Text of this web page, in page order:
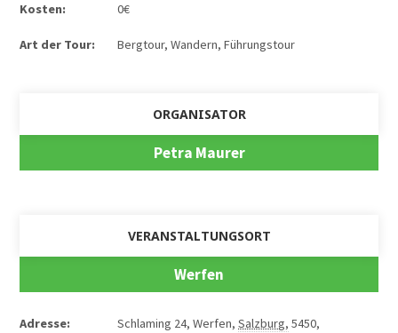
Kosten: 0€
Art der Tour: Bergtour, Wandern,Führungstour
ORGANISATOR
Petra Maurer
VERANSTALTUNGSORT
Werfen
Adresse: Schlaming 24, Werfen, Salzburg, 5450,